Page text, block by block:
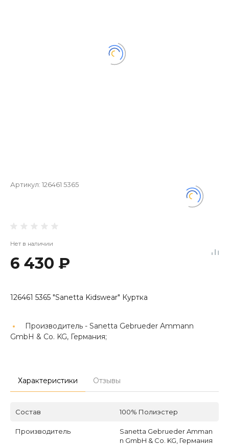
Артикул: 126461 5365
Нет в наличии
6 430 ₽
126461 5365 "Sanetta Kidswear" Куртка
Производитель - Sanetta Gebrueder Ammann
GmbH & Co. KG, Германия;
Характеристики Отзывы
Состав 100% Полиэстер
Производитель
Sanetta Gebrueder Amman
n GmbH & Co. KG, Германия